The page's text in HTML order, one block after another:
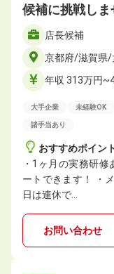
候補に挑戦しま
店長候補
京都府/滋賀県/
年収 313万円
大手企業 未経験OK
諸手当あり
おすすめポイン
・1ヶ⽉の実務研
ートできます！ ・
日は連休で…
お問い合わせ